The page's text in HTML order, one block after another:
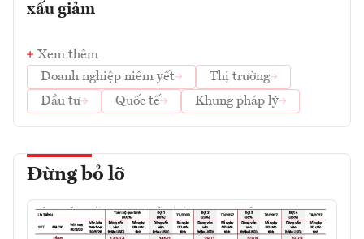
xấu giảm
Xem thêm
Doanh nghiệp niêm yết
Thị trường
Đầu tư
Quốc tế Khung pháp lý
Đừng bỏ lỡ